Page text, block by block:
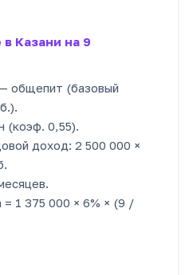
Казани на 9
общепит (базовый
(коэф. 0,55).
доход: 2 500 000 ×
1 375 000 × 6% × (9 /